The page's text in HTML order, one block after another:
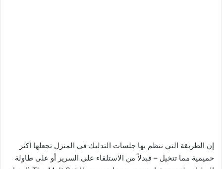
إن الطريقة التي ننظم بها جلسات التدليك في المنزل تجعلها أكثر
حميمية مما تتخيل – فبدلاً من الاستلقاء على السرير أو على طاولة